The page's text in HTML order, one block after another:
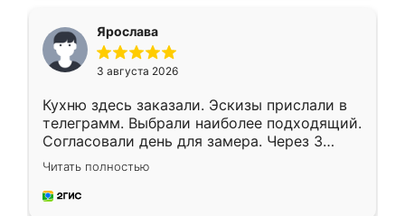
Ярослава
3 августа 2026
Кухню здесь заказали. Эскизы прислали в
телеграмм. Выбрали наиболее подходящий.
Согласовали день для замера. Через 3
недели кухня была уже готова. Остались
довольны работой. Спасибо Ренессанс
мебель за качественную работу!
Читать полностью